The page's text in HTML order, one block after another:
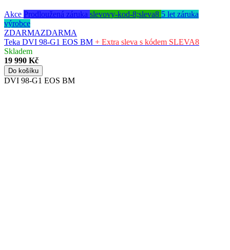
Akce Prodloužená záruka slevovy-kod-8;sleva8 5 let záruka
výrobce
ZDARMAZDARMA
Teka DVI 98-G1 EOS BM + Extra sleva s kódem SLEVA8
Skladem
19 990 Kč
Do košíku
DVI 98-G1 EOS BM